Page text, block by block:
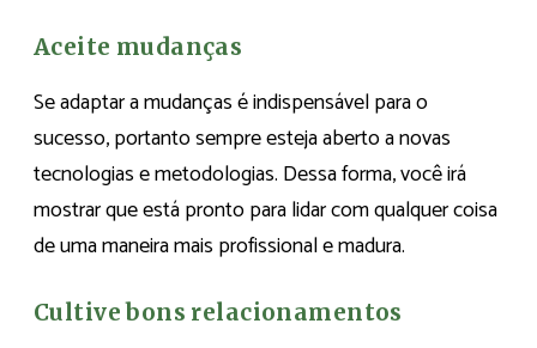
Aceite mudanças
Se adaptar a mudanças é indispensável para o
sucesso, portanto sempre esteja aberto a novas
tecnologias e metodologias. Dessa forma, você irá
mostrar que está pronto para lidar com qualquer coisa
de uma maneira mais profissional e madura.
Cultive bons relacionamentos